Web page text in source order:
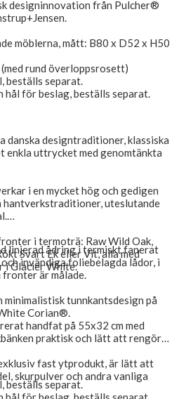
designinnovation från Pulcher®
möblerna, mått: B80 x D52 x H50
rund överloppsrosett)
beställs separat.
hål för beslag, beställs separat.
danska designtraditioner, klassiska
enkla uttrycket med genomtänkta
i en mycket hög och gedigen
uteslutande
i termoträ: Raw Wild Oak,
Svart Ek eller Vit, alla med
Glacier White.
linjerad ådring i termiskt fanerat
invändiga foliebelagda lådor, i
fronter är målade.
tunnkantsdesign på
Corian®.
handfat på 55x32 cm med
praktisk och lätt att rengöra.
fast ytprodukt, är lätt att
skurpulver och andra vanliga
beställs separat.